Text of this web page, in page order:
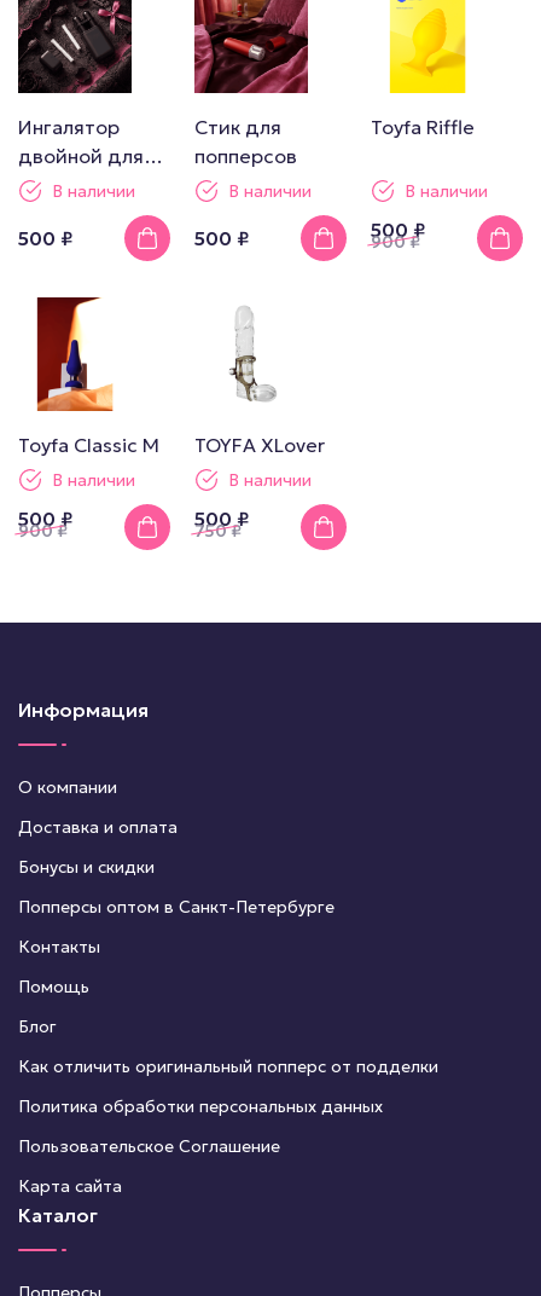
Ингалятор
двойной для
попперсов
В наличии
500 ₽
Стик для
попперсов
В наличии
500 ₽
Toyfa Riffle
В наличии
500 ₽
900₽
Toyfa Сlassic M
В наличии
500 ₽
900₽
TOYFA XLover
В наличии
500 ₽
750₽
Информация
О компании
Доставка и оплата
Бонусы и скидки
Попперсы оптом в Санкт-Петербурге
Контакты
Помощь
Блог
Как отличить оригинальный попперс от подделки
Политика обработки персональных данных
Пользовательское Соглашение
Карта сайта
Каталог